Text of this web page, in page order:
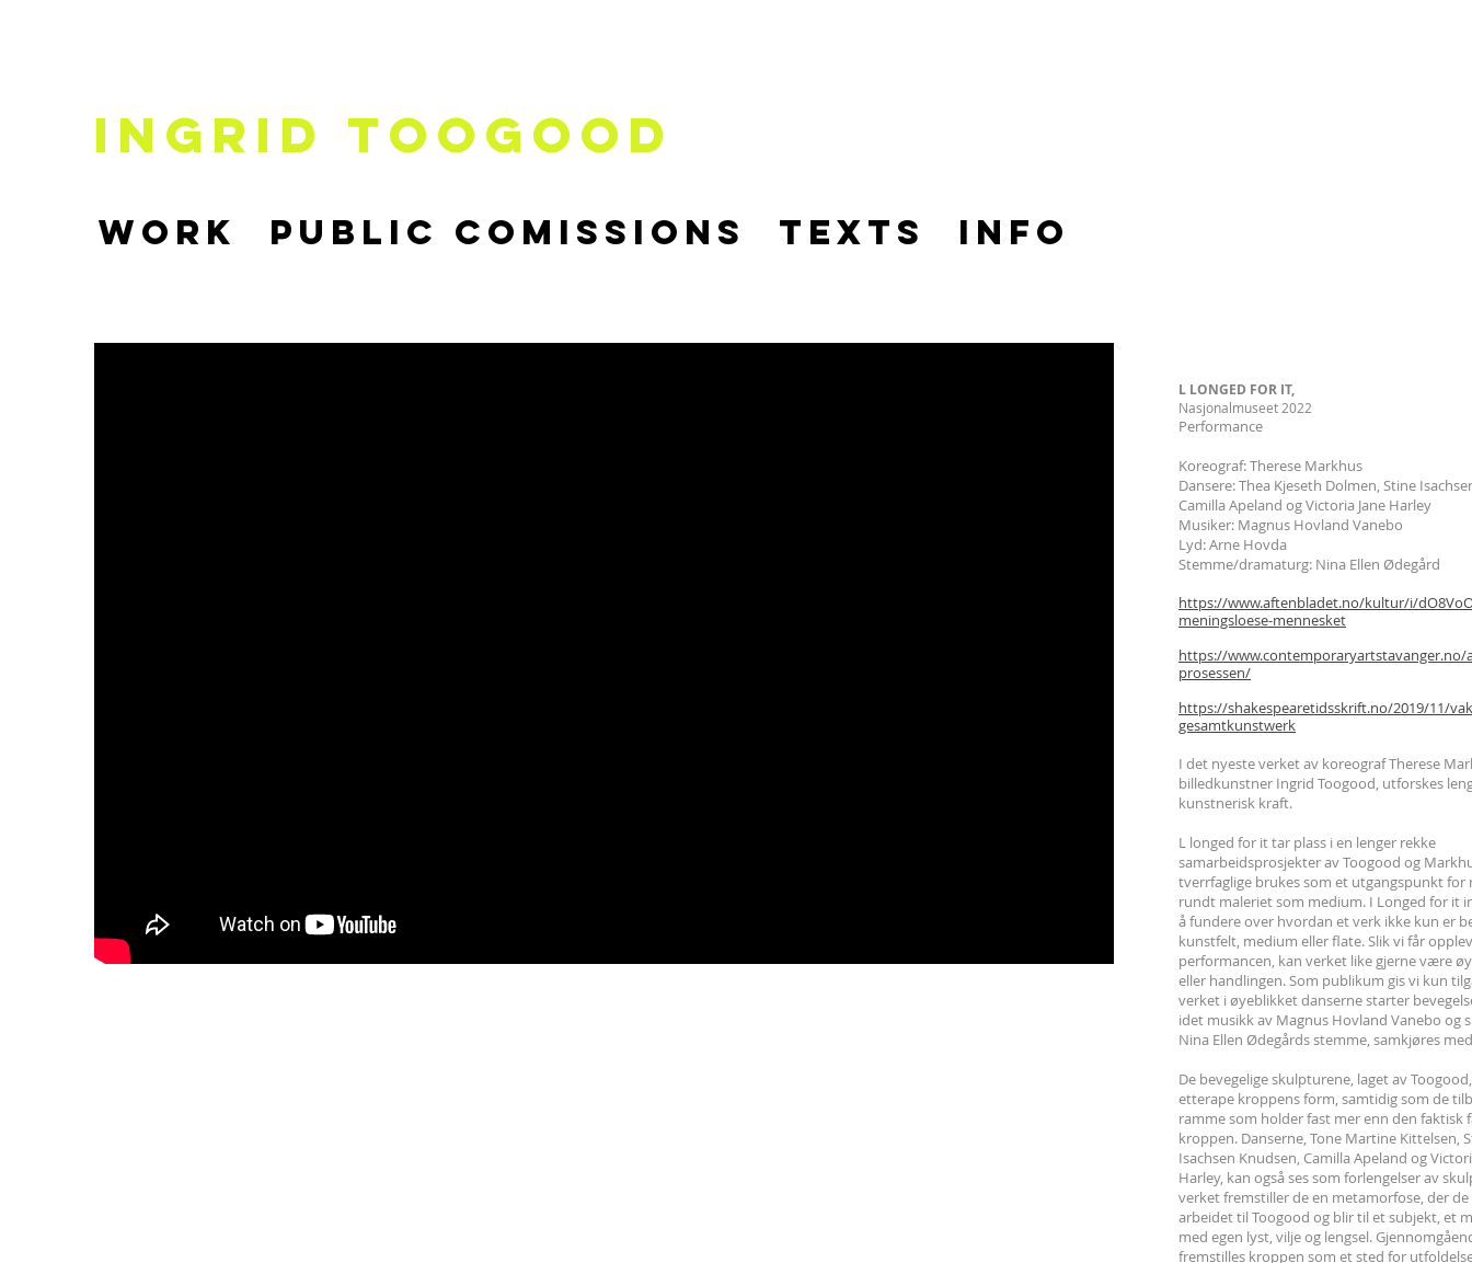
Ingrid Toogood
Work Public comissions Texts Info
L LONGED FOR IT,
Nasjonalmuseet 2022
Performance
Koreograf: Therese Markhus
Dansere: Thea Kjeseth Dolmen, Stine
Camilla Apeland og Victoria Jane Harley
Musiker: Magnus Hovland Vanebo
Lyd: Arne Hovda
Stemme/dramaturg: Nina Ellen Ødegård
https://www.aftenbladet.no/kultur/i/
meningsloese-mennesket
https://www.contemporaryartstavanger.no/
prosessen/
https://shakespearetidsskrift.no/2019/11/
gesamtkunstwerk
I det nyeste verket av koreograf Therese
billedkunstner Ingrid Toogood, utforskes
kunstnerisk kraft.
L longed for it tar plass i en lenger rekke
samarbeidsprosjekter av Toogood og
tverrfaglige brukes som et utgangspunkt for
rundt maleriet som medium. I Longed for it
å fundere over hvordan et verk ikke kun er
kunstfelt, medium eller flate. Slik vi får
performancen, kan verket like gjerne være
eller handlingen. Som publikum gis vi kun
verket i øyeblikket danserne starter
idet musikk av Magnus Hovland Vanebo og
Nina Ellen Ødegårds stemme, samkjøres
De bevegelige skulpturene, laget av
etterape kroppens form, samtidig som de
ramme som holder fast mer enn den faktisk
kroppen. Danserne, Tone Martine Kittelsen,
Isachsen Knudsen, Camilla Apeland og
Harley, kan også ses som forlengelser av
verket fremstiller de en metamorfose, der
arbeidet til Toogood og blir til et subjekt, et
med egen lyst, vilje og lengsel.
fremstilles kroppen som et sted for